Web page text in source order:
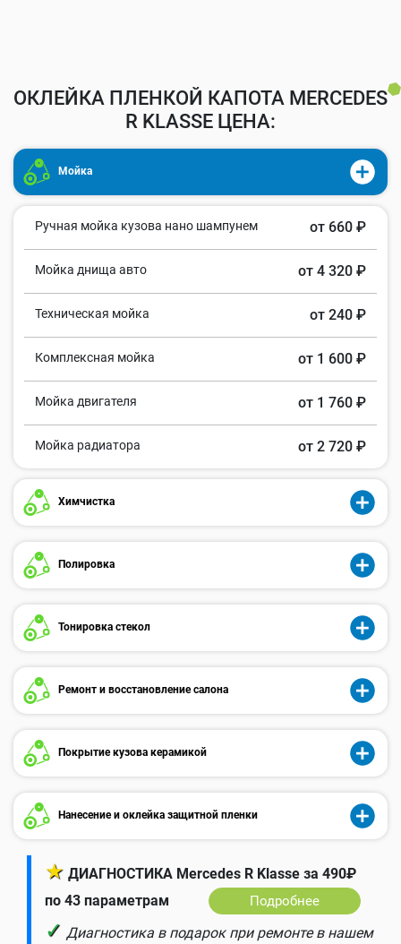
ОКЛЕЙКА ПЛЕНКОЙ КАПОТА MERCEDES
R KLASSE ЦЕНА:
Мойка
Ручная мойка кузова нано шампунем от 660 ₽
Мойка днища авто от 4 320 ₽
Техническая мойка от 240 ₽
Комплексная мойка от 1 600 ₽
Мойка двигателя от 1 760 ₽
Мойка радиатора от 2 720 ₽
Химчистка
Полировка
Тонировка стекол
Ремонт и восстановление салона
Покрытие кузова керамикой
Нанесение и оклейка защитной пленки
★ ДИАГНОСТИКА Mercedes R Klasse за 490₽
по 43 параметрам
Подробнее
✓ Диагностика в подарок при ремонте в нашем